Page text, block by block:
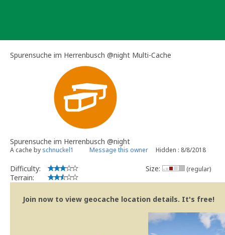
Spurensuche im Herrenbusch @night Multi-Cache
Spurensuche im Herrenbusch @night
A cache by schnuckel1 Message this owner Hidden : 8/8/2018
Difficulty:
Terrain:
Size: (regular)
Join now to view geocache location details. It's free!